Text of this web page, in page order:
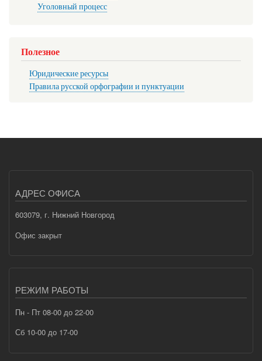
Уголовный процесс
Полезное
Юридические ресурсы
Правила русской орфографии и пунктуации
АДРЕС ОФИСА
603079, г. Нижний Новгород
Офис закрыт
РЕЖИМ РАБОТЫ
Пн - Пт 08-00 до 22-00
Сб 10-00 до 17-00